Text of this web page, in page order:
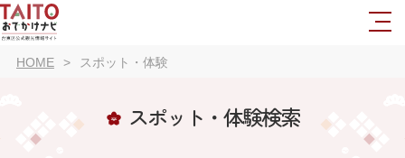
HOME スポット・体験
スポット・体験検索